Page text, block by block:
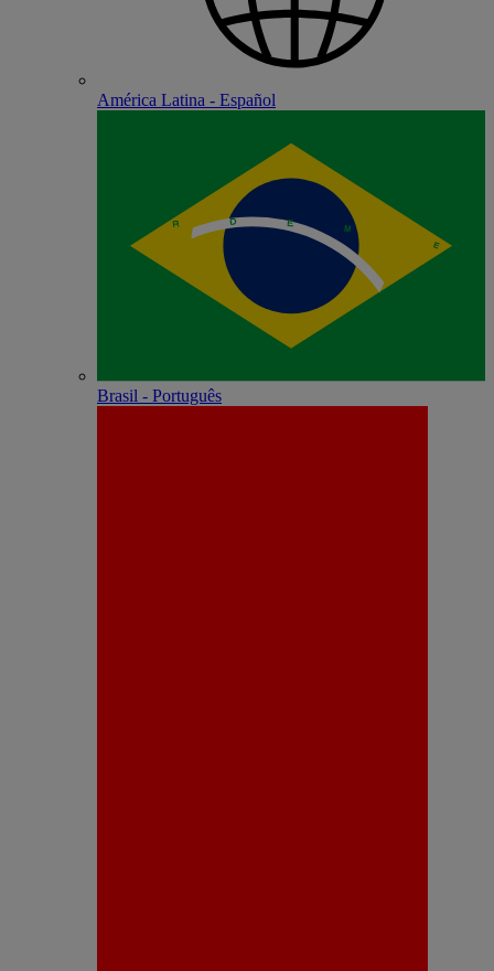
América Latina - Español
Brasil - Português